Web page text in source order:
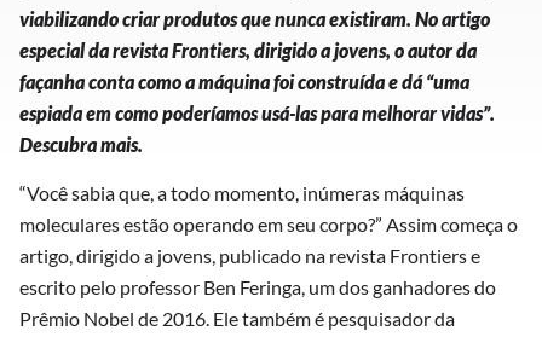
viabilizando criar produtos que nunca existiram. No artigo
especial da revista Frontiers, dirigido a jovens, o autor da
façanha conta como a máquina foi construída e dá “uma
espiada em como poderíamos usá-las para melhorar vidas”.
Descubra mais.
“Você sabia que, a todo momento, inúmeras máquinas
moleculares estão operando em seu corpo?” Assim começa o
artigo, dirigido a jovens, publicado na revista Frontiers e
escrito pelo professor Ben Feringa, um dos ganhadores do
Prêmio Nobel de 2016. Ele também é pesquisador da